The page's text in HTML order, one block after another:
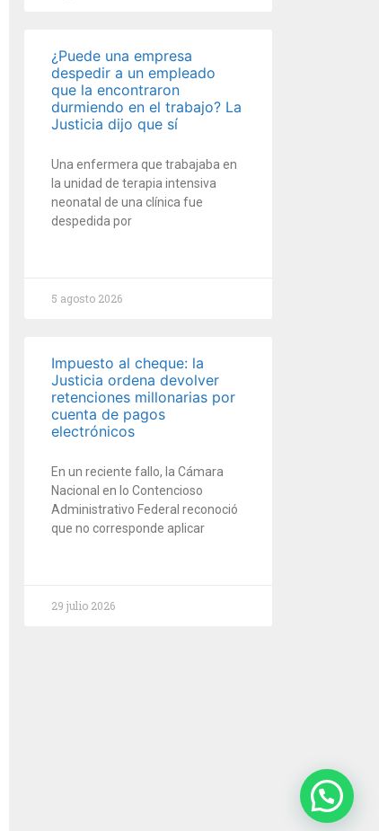
¿Puede una empresa
despedir a un empleado
que la encontraron
durmiendo en el trabajo? La
Justicia dijo que sí
Una enfermera que trabajaba en
la unidad de terapia intensiva
neonatal de una clínica fue
despedida por
5 agosto 2026
Impuesto al cheque: la
Justicia ordena devolver
retenciones millonarias por
cuenta de pagos
electrónicos
En un reciente fallo, la Cámara
Nacional en lo Contencioso
Administrativo Federal reconoció
que no corresponde aplicar
29 julio 2026